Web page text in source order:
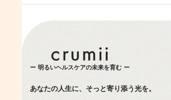
明るいヘルスケアの未来を育む
あなたの人生に、そっと寄り添う光を。